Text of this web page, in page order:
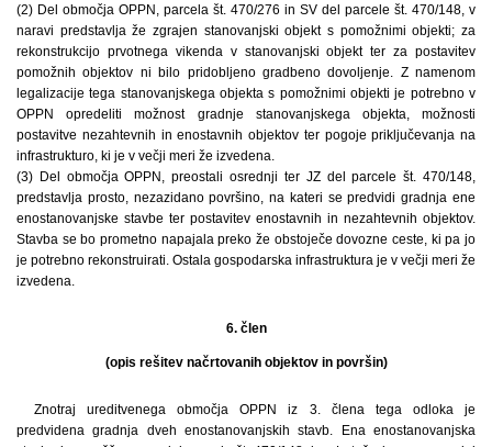
(2) Del območja OPPN, parcela št. 470/276 in SV del parcele št. 470/148, v
naravi predstavlja že zgrajen stanovanjski objekt s pomožnimi objekti; za
rekonstrukcijo prvotnega vikenda v stanovanjski objekt ter za postavitev
pomožnih objektov ni bilo pridobljeno gradbeno dovoljenje. Z namenom
legalizacije tega stanovanjskega objekta s pomožnimi objekti je potrebno v
OPPN opredeliti možnost gradnje stanovanjskega objekta, možnosti
postavitve nezahtevnih in enostavnih objektov ter pogoje priključevanja na
infrastrukturo, ki je v večji meri že izvedena.
(3) Del območja OPPN, preostali osrednji ter JZ del parcele št. 470/148,
predstavlja prosto, nezazidano površino, na kateri se predvidi gradnja ene
enostanovanjske stavbe ter postavitev enostavnih in nezahtevnih objektov.
Stavba se bo prometno napajala preko že obstoječe dovozne ceste, ki pa jo
je potrebno rekonstruirati. Ostala gospodarska infrastruktura je v večji meri že
izvedena.
6. člen
(opis rešitev načrtovanih objektov in površin)
Znotraj ureditvenega območja OPPN iz 3. člena tega odloka je
predvidena gradnja dveh enostanovanjskih stavb. Ena enostanovanjska